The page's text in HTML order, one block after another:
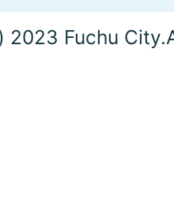
2023 Fuchu